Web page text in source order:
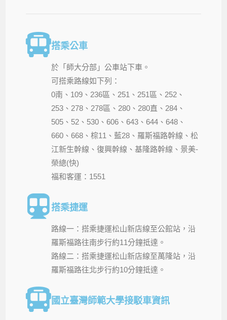
搭乘公車
於「師大分部」公車站下車。
可搭乘路線如下列：
0南、109、236區、251、251區、252、
253、278、278區、280、280直、284、
505、52、530、606、643、644、648、
660、668、棕11、藍28、羅斯福路幹線、松
江新生幹線、復興幹線、基隆路幹線、景美-
榮總(快)
福和客運：1551
搭乘捷運
路線一：搭乘捷運松山新店線至公館站，沿
羅斯福路往南步行約11分鐘抵達。
路線二：搭乘捷運松山新店線至萬隆站，沿
羅斯福路往北步行約10分鐘抵達。
國立臺灣師範大學接駁車資訊